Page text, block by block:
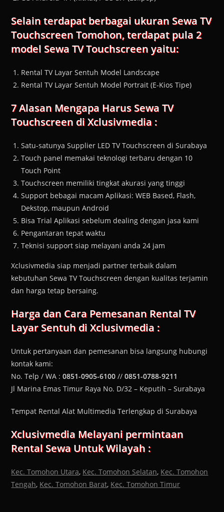
Selain terdapat berbagai ukuran Sewa TV
Touchscreen Tomohon, terdapat pula 2
model Sewa TV Touchscreen yaitu:
Rental TV Layar Sentuh Model Landscape
Rental TV Layar Sentuh Model Portrait (E-Kios Tipe)
7 Alasan Mengapa Harus Sewa TV
Touchscreen di Xclusivmedia :
Satu-satunya Supplier LED TV Touchscreen di Surabaya
Touch panel memakai teknologi terbaru dengan 10
Touch Point
Touchscreen memiliki tingkat akurasi yang tinggi
Support bebagai macam Aplikasi: WEB Based, Flash,
Dekstop, maupun Android
Bisa Trial Aplikasi sebelum dealing dengan jasa kami
Pengantaran tepat waktu
Teknisi support siap melayani anda 24 jam
Xclusivmedia siap menjadi partner terbaik dalam
kebutuhan Sewa TV Touchscreen dengan kualitas terjamin
dan harga tetap bersaing.
Harga dan Cara Pemesanan Rental TV
Layar Sentuh di Xclusivmedia :
Untuk pertanyaan dan pemesanan bisa langsung hubungi
kontak kami:
No. Telp / WA :0851-0905-6100 //0851-0788-9211
Jl Marina Emas Timur Raya No. D/32 – Keputih – Surabaya
Tempat Rental Alat Multimedia Terlengkap di Surabaya
Xclusivmedia Melayani permintaan
Rental Sewa Untuk Wilayah :
Kec. Tomohon Utara, Kec. Tomohon Selatan, Kec. Tomohon
Tengah, Kec. Tomohon Barat, Kec. Tomohon Timur